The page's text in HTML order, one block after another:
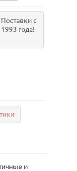
Поставки с
1993 года!
и